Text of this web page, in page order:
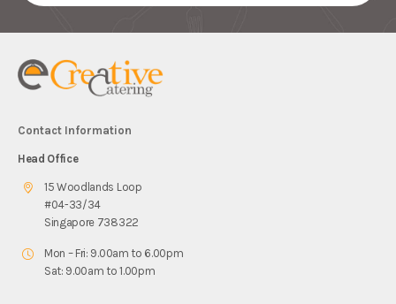
Contact Information
Head Office
15 Woodlands Loop
#04-33/34
Singapore 738322
Mon – Fri: 9.00am to 6.00pm
Sat: 9.00am to 1.00pm